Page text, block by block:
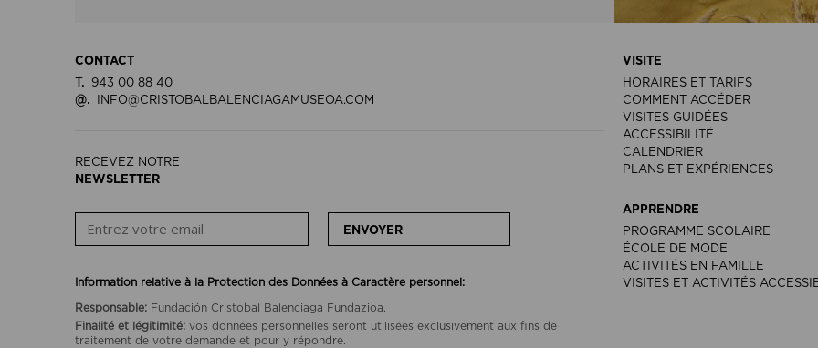
CONTACT
T.
943 00 88 40
@.
INFO@CRISTOBALBALENCIAGAMUSEOA.COM
RECEVEZ NOTRE
NEWSLETTER
ENVOYER
Information relative à la Protection des Données à Caractère personnel:
Responsable: Fundación Cristobal Balenciaga Fundazioa.
Finalité et légitimité: vos données personnelles seront utilisées exclusivement aux fins de
traitement de votre demande et pour y répondre.
VISITE
HORAIRES ET TARIFS
COMMENT ACCÉDER
VISITES GUIDÉES
ACCESSIBILITÉ
CALENDRIER
PLANS ET EXPÉRIENCES
APPRENDRE
PROGRAMME SCOLAIRE
ÉCOLE DE MODE
ACTIVITÉS EN FAMILLE
VISITES ET ACTIVITÉS